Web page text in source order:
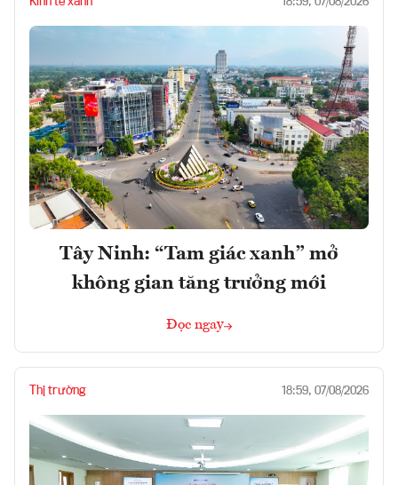
Tây Ninh: “Tam giác xanh” mở
không gian tăng trưởng mới
Đọc ngay
Thị trường 18:59, 07/08/2026